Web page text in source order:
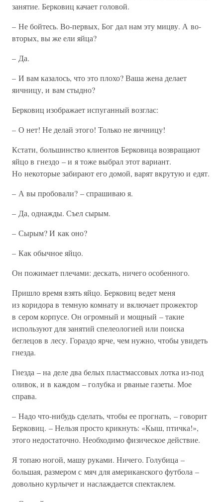
занятие. Берковиц качает головой.
– Не бойтесь. Во-первых, Бог дал нам эту мицву. А во-
вторых, вы же ели яйца?
– Да.
– И вам казалось, что это плохо? Ваша жена делает
яичницу, и вам стыдно?
Берковиц изображает испуганный возглас:
– О нет! Не делай этого! Только не яичницу!
Кстати, большинство клиентов Берковица возвращают
яйцо в гнездо – и я тоже выбрал этот вариант.
Но некоторые забирают его домой, варят вкрутую и едят.
– А вы пробовали? – спрашиваю я.
– Да, однажды. Съел сырым.
– Сырым? И как оно?
– Как обычное яйцо.
Он пожимает плечами: дескать, ничего особенного.
Пришло время взять яйцо. Берковиц ведет меня
из коридора в темную комнату и включает прожектор
в сером корпусе. Он огромный и мощный – такие
используют для занятий спелеологией или поиска
беглецов в лесу. Гораздо ярче, чем нужно, чтобы увидеть
гнезда.
Гнезда – на деле два белых пластмассовых лотка из-под
оливок, и в каждом – голубка и рваные газеты. Мое
справа.
– Надо что-нибудь сделать, чтобы ее прогнать, – говорит
Берковиц. – Нельзя просто крикнуть: «Кыш, птичка!»,
этого недостаточно. Необходимо физическое действие.
Я топаю ногой, машу руками. Ничего. Голубица –
большая, размером с мяч для американского футбола –
довольно курлычет и наслаждается спектаклем.